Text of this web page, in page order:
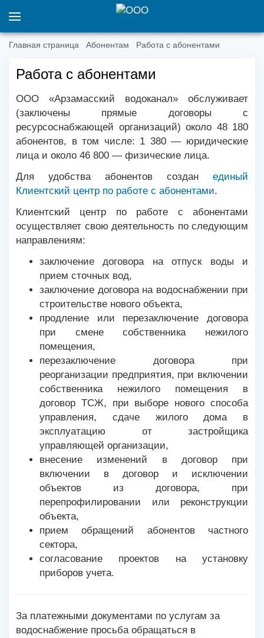
Главная страница Абонентам Работа с абонентами
Работа с абонентами
ООО «Арзамасский водоканал» обслуживает
(заключены прямые договоры с
ресурсоснабжающей организаций) около 48 180
абонентов, в том числе: 1 380 — юридические
лица и около 46 800 — физические лица.
Для удобства абонентов создан единый
Клиентский центр по работе с абонентами.
Клиентский центр по работе с абонентами
осуществляет свою деятельность по следующим
направлениям:
заключение договора на отпуск воды и
прием сточных вод,
заключение договора на водоснабжении при
строительстве нового объекта,
продление или перезаключение договора
при смене собственника нежилого
помещения,
перезаключение договора при
реорганизации предприятия, при включении
собственника нежилого помещения в
договор ТСЖ, при выборе нового способа
управления, сдаче жилого дома в
эксплуатацию от застройщика
управляющей организации,
внесение изменений в договор при
включении в договор и исключении
объектов из договора, при
перепрофилировании или реконструкции
объекта,
прием обращений абонентов частного
сектора,
согласование проектов на установку
приборов учета.
За платежными документами по услугам за
водоснабжение просьба обращаться в